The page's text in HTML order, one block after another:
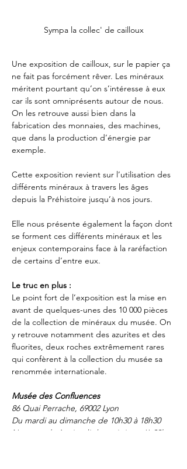
Sympa la collec' de cailloux
Une exposition de cailloux, sur le papier ça
ne fait pas forcément rêver. Les minéraux
méritent pourtant qu’on s’intéresse à eux
car ils sont omniprésents autour de nous.
On les retrouve aussi bien dans la
fabrication des monnaies, des machines,
que dans la production d’énergie par
exemple.
Cette exposition revient sur l’utilisation des
différents minéraux à travers les âges
depuis la Préhistoire jusqu’à nos jours.
Elle nous présente également la façon dont
se forment ces différents minéraux et les
enjeux contemporains face à la raréfaction
de certains d’entre eux.
Le truc en plus :
Le point fort de l’exposition est la mise en
avant de quelques-unes des 10 000 pièces
de la collection de minéraux du musée. On
y retrouve notamment des azurites et des
fluorites, deux roches extrêmement rares
qui confèrent à la collection du musée sa
renommée internationale.
Musée des Confluences
86 Quai Perrache, 69002 Lyon
Du mardi au dimanche de 10h30 à 18h30
Nocturne le 1er jeudi du mois jusqu’à 22h